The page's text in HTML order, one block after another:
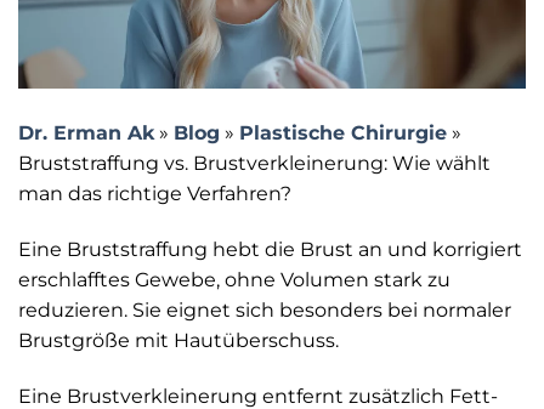
Dr. Erman Ak» Blog » Plastische Chirurgie »
Bruststraffung vs. Brustverkleinerung: Wie wählt
man das richtige Verfahren?
Eine Bruststraffung hebt die Brust an und korrigiert
erschlafftes Gewebe, ohne Volumen stark zu
reduzieren. Sie eignet sich besonders bei normaler
Brustgröße mit Hautüberschuss.
Eine Brustverkleinerung entfernt zusätzlich Fett-